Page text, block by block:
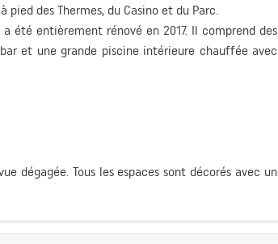
pied des Thermes, du Casino et du Parc.
été entièrement rénové en 2017. Il comprend des
et une grande piscine intérieure chauffée avec
dégagée. Tous les espaces sont décorés avec un